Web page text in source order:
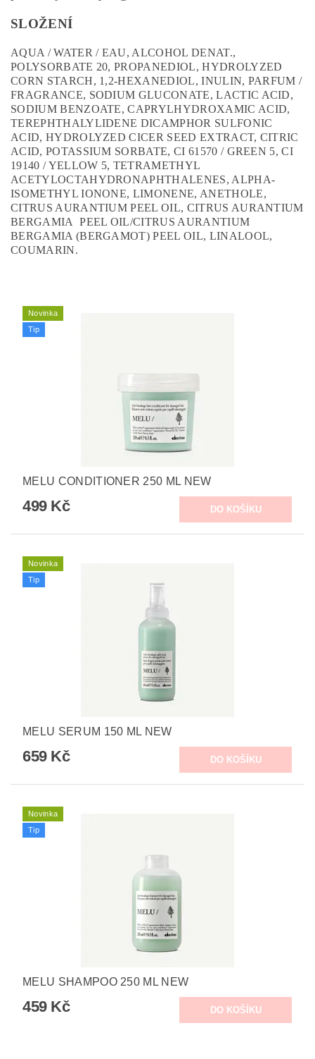
SLOŽENÍ
AQUA / WATER / EAU, ALCOHOL DENAT.,
POLYSORBATE 20, PROPANEDIOL, HYDROLYZED
CORN STARCH, 1,2-HEXANEDIOL, INULIN, PARFUM /
FRAGRANCE, SODIUM GLUCONATE, LACTIC ACID,
SODIUM BENZOATE, CAPRYLHYDROXAMIC ACID,
TEREPHTHALYLIDENE DICAMPHOR SULFONIC
ACID, HYDROLYZED CICER SEED EXTRACT, CITRIC
ACID, POTASSIUM SORBATE, CI 61570 / GREEN 5, CI
19140 / YELLOW 5, TETRAMETHYL
ACETYLOCTAHYDRONAPHTHALENES, ALPHA-
ISOMETHYL IONONE, LIMONENE, ANETHOLE,
CITRUS AURANTIUM PEEL OIL, CITRUS AURANTIUM
BERGAMIA PEEL OIL/CITRUS AURANTIUM
BERGAMIA (BERGAMOT) PEEL OIL, LINALOOL,
COUMARIN.
Novinka
Tip
MELU CONDITIONER 250 ML NEW
499 Kč
Novinka
Tip
MELU SERUM 150 ML NEW
659 Kč
Novinka
Tip
MELU SHAMPOO 250 ML NEW
459 Kč